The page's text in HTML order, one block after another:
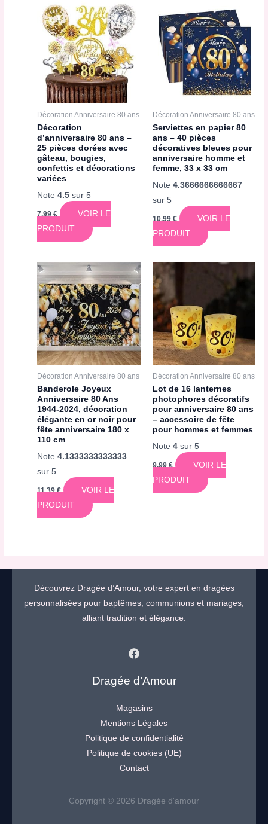
Décoration Anniversaire 80 ans
Décoration
d’anniversaire 80 ans –
25 pièces dorées avec
gâteau, bougies,
confettis et décorations
variées
Note4.5 sur 5
7,99€
VOIR LE
PRODUIT
Décoration Anniversaire 80 ans
Serviettes en papier 80
ans – 40 pièces
décoratives bleues pour
anniversaire homme et
femme, 33 x 33 cm
Note 4.3666666666667
sur 5
10,99€
VOIR LE
PRODUIT
Décoration Anniversaire 80 ans
Banderole Joyeux
Anniversaire 80 Ans
1944-2024, décoration
élégante en or noir pour
fête anniversaire 180 x
110 cm
Note4.1333333333333
sur 5
11,39€
VOIR LE
PRODUIT
Décoration Anniversaire 80 ans
Lot de 16 lanternes
photophores décoratifs
pour anniversaire 80 ans
– accessoire de fête
pour hommes et femmes
Note 4sur 5
9,99€
VOIR LE
PRODUIT
Découvrez Dragée d’Amour, votre expert en dragées
personnalisées pour baptêmes, communions et mariages,
alliant tradition et élégance.
Dragée d’Amour
Magasins
Mentions Légales
Politique de confidentialité
Politique de cookies (UE)
Contact
Copyright © 2026 Dragée d'amour